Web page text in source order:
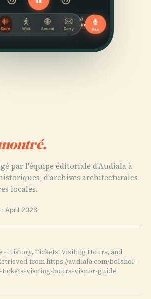
par l'équipe éditoriale d'Audiala à
d'archives architecturales
locales.
April 2026
- History, Tickets, Visiting Hours, and
from https://audiala.com/bolshoi-
tickets-visiting-hours-visitor-guide